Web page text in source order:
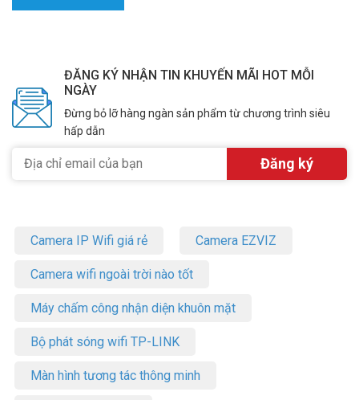
ĐĂNG KÝ NHẬN TIN KHUYẾN MÃI HOT MỖI
NGÀY
Đừng bỏ lỡ hàng ngàn sản phẩm từ chương trình siêu
hấp dẫn
Camera IP Wifi giá rẻ Camera EZVIZ
Camera wifi ngoài trời nào tốt
Máy chấm công nhận diện khuôn mặt
Bộ phát sóng wifi TP-LINK
Màn hình tương tác thông minh